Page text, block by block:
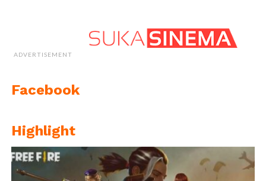
ADVERTISEMENT
Facebook
Highlight